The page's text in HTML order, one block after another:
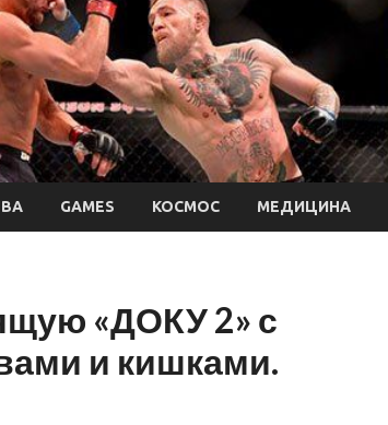
GAMES КОСМОС МЕДИЦИНА
«ДОКУ 2» с
и кишками.